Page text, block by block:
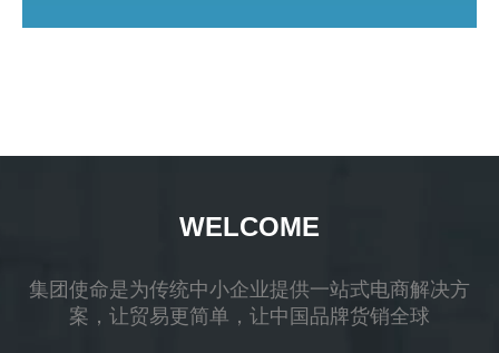
WELCOME
集团使命是为传统中小企业提供一站式电商解决方
案，让贸易更简单，让中国品牌货销全球